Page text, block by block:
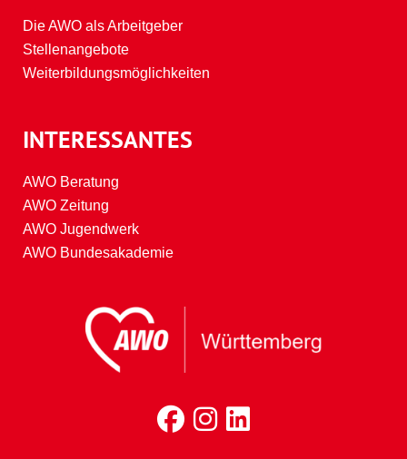
Die AWO als Arbeitgeber
Stellenangebote
Weiterbildungsmöglichkeiten
INTERESSANTES
AWO Beratung
AWO Zeitung
AWO Jugendwerk
AWO Bundesakademie